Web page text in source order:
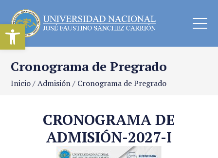
Cronograma de Pregrado
Inicio/Admisión/ Cronograma de Pregrado
CRONOGRAMA DE
ADMISIÓN-2027-I
Abrir barra de herramientas